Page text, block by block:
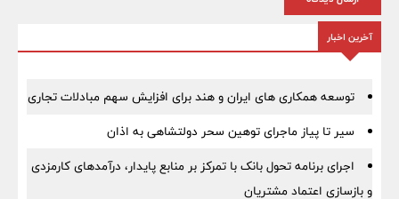
آخرین اخبار
توسعه همکاری های ایران و هند برای افزایش سهم مبادلات تجاری
سیر تا پیاز ماجرای توهین سحر دولتشاهی به اذان
اجرای برنامه تحول بانک با تمرکز بر منابع پایدار، درآمدهای کارمزدی
و بازسازی اعتماد مشتریان